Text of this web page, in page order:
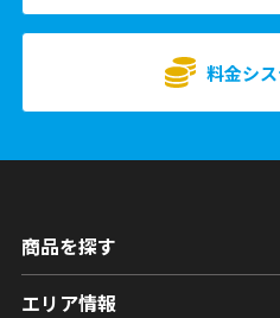
料金シ
商品を探す
エリア情報